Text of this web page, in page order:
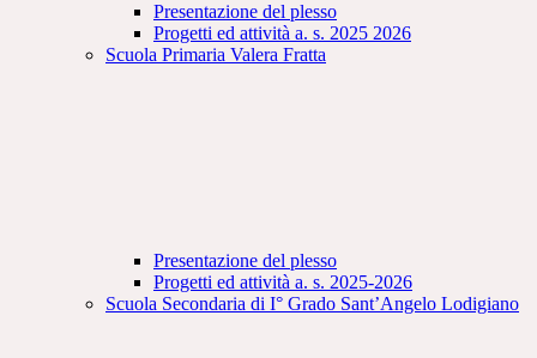
Presentazione del plesso
Progetti ed attività a. s. 2025 2026
Scuola Primaria Valera Fratta
Presentazione del plesso
Progetti ed attività a. s. 2025-2026
Scuola Secondaria di I° Grado Sant’Angelo Lodigiano